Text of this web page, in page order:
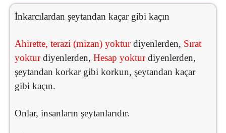
İnkarcılardan şeytandan kaçar gibi kaçın
Ahirette, terazi (mizan) yokturdiyenlerden, Sırat
yokturdiyenlerden, Hesap yokturdiyenlerden,
şeytandan korkar gibi korkun, şeytandan kaçar
gibi kaçın.
Onlar, insanların şeytanlarıdır.